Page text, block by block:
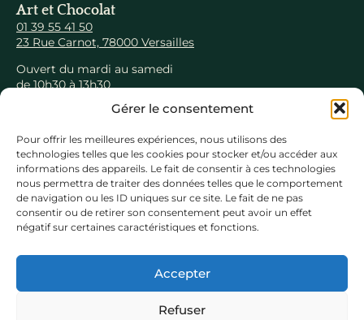
Gérer le consentement
Pour offrir les meilleures expériences, nous utilisons des
technologies telles que les cookies pour stocker et/ou accéder aux
informations des appareils. Le fait de consentir à ces technologies
nous permettra de traiter des données telles que le comportement
de navigation ou les ID uniques sur ce site. Le fait de ne pas
consentir ou de retirer son consentement peut avoir un effet
négatif sur certaines caractéristiques et fonctions.
Accepter
Refuser
Art et Chocolat
01 39 55 41 50
23 Rue Carnot, 78000 Versailles
Ouvert du mardi au samedi
de 10h30 à 13h30
Naviguer
Collections
Produits
Créationspersonnalisées
Ateliers dégustation